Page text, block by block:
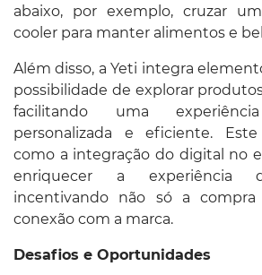
abaixo, por exemplo, cruzar
cooler para manter alimentos e
Além disso, a Yeti integra
possibilidade de explorar
facilitando uma
personalizada e eficiente.
como a integração do digital no
enriquecer a experiência
incentivando não só a
conexão com a marca.
Desafios e Oportunidades